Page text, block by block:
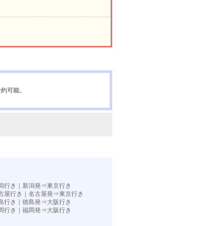
可能。
行き
新潟発⇒東京行き
屋行き
名古屋発⇒東京行き
行き
徳島発⇒大阪行き
き｜ 福岡発⇒大阪行き